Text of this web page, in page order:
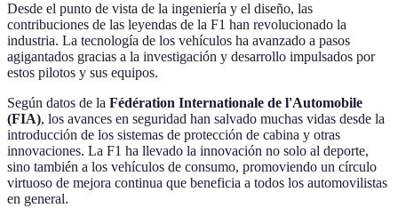
Desde el punto de vista de la ingeniería y el diseño, las
contribuciones de las leyendas de la F1 han revolucionado la
industria. La tecnología de los vehículos ha avanzado a pasos
agigantados gracias a la investigación y desarrollo impulsados por
estos pilotos y sus equipos.
Según datos de la Fédération Internationale de l'Automobile
(FIA), los avances en seguridad han salvado muchas vidas desde la
introducción de los sistemas de protección de cabina y otras
innovaciones. La F1 ha llevado la innovación no solo al deporte,
sino también a los vehículos de consumo, promoviendo un círculo
virtuoso de mejora continua que beneficia a todos los automovilistas
en general.